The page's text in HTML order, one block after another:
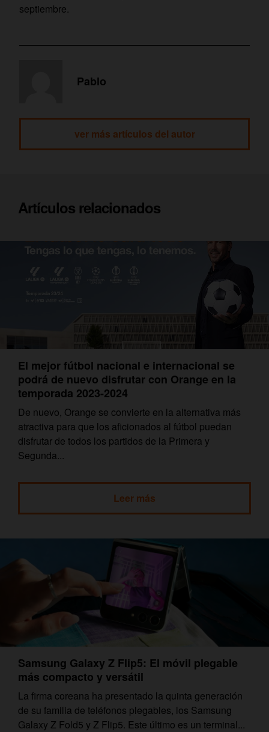
septiembre.
Pablo
ver más artículos del autor
Artículos relacionados
El mejor fútbol nacional e internacional se
podrá de nuevo disfrutar con Orange en la
temporada 2023-2024
De nuevo, Orange se convierte en la alternativa más
atractiva para que los aficionados al fútbol puedan
disfrutar de todos los partidos de la Primera y
Segunda...
Leer más
Samsung Galaxy Z Flip5: El móvil plegable
más compacto y versátil
La firma coreana ha presentado la quinta generación
de su familia de teléfonos plegables, los Samsung
Galaxy Z Fold5 y Z Flip5. Este último es un terminal...